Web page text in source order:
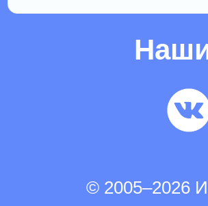
© 2005–2026